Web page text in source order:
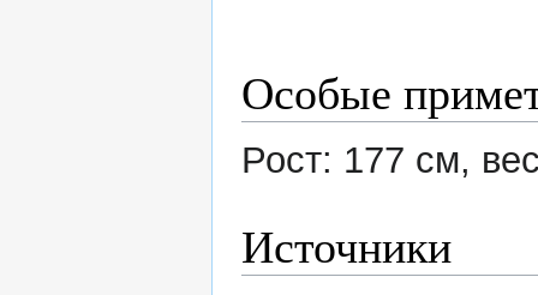
Особые
Рост: 177 см,
Источники